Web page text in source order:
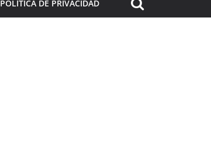
POLÍTICA DE PRIVACIDAD